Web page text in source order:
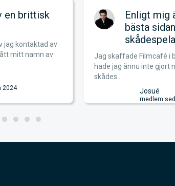
en brittisk
jag kontaktad av
mitt namn av
2024
Enligt mig
bästa
Jag skaffade Filmcafé i
hade jag ännu inte gjort
skådes...
Josué
medlem